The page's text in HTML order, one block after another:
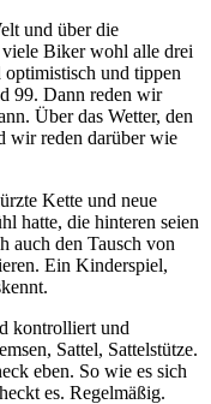
und über die
Biker wohl alle drei
und tippen
99. Dann reden wir
Über das Wetter, den
wir reden darüber wie
Kette und neue
hatte, die hinteren seien
auch den Tausch von
Ein Kinderspiel,
kontrolliert und
Sattel, Sattelstütze.
eben. So wie es sich
es. Regelmäßig.